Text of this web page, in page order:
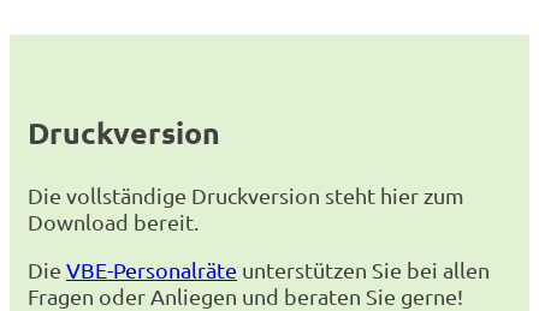
Druckversion
Die vollständige Druckversion steht hier zum
Download bereit.
Die VBE-Personalräte unterstützen Sie bei allen
Fragen oder Anliegen und beraten Sie gerne!